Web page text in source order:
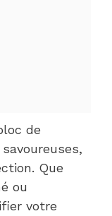
de
Que
ou
votre